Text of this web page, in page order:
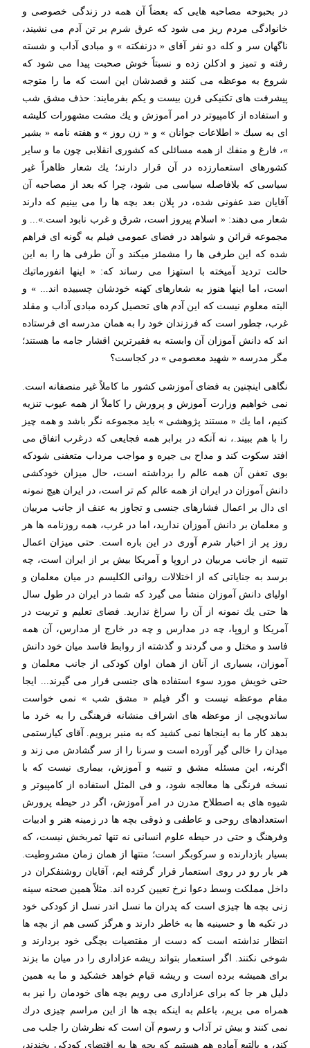
در بحبوحه مصاحبه هایی كه بعضاً آن همه در زندگی خصوصی و
خانوادگی مردم ریز می شود كه عرق شرم بر تن آدم می نشیند،
ناگهان سر و كله دو نفر آقای « دزنفكته » و مبادی آداب و شسته
رفته و تمیز و ادكلن زده و نسبتاً خوش صحبت پیدا می شود كه
شروع به موعظه می كنند و قصدشان این است كه ما را متوجه
پیشرفت های تكنیكی قرن بیست و یكم بفرمایند: حذف مشق شب
و استفاده از كامپیوتر در امر آموزش و یك مشت مشهورات كلیشه
ای به سبك « اطلاعات جوانان » و « زن روز » و هفته نامه « بشیر
»، فارغ و منفك از همه مسائلی كه كشوری انقلابی چون ما و سایر
كشورهای استعمارزده در آن قرار دارند؛ یك شعار ظاهراً غیر
سیاسی كه بلافاصله سیاسی می شود، چرا كه بعد از مصاحبه آن
آقایان ضد عفونی شده، در پلان بعد بچه ها را می بینیم كه دارند
شعار می دهند: « اسلام پیروز است، شرق و غرب نابود است.»... و
مجموعه قرائن و شواهد در فضای عمومی فیلم به گونه ای فراهم
شده كه این طرفی ها را مشمئز میكند و آن طرفی ها را به این
حالت تردید آمیخته با استهزا می رساند كه: « اینها انفورماتیك
است، اما اینها هنوز به شعارهای كهنه خودشان چسبیده اند... » و
البته معلوم نیست كه این آدم های تحصیل كرده مبادی آداب و مقلد
غرب، چطور است كه فرزندان خود را به همان مدرسه ای فرستاده
اند كه دانش آموزان آن وابسته به فقیرترین اقشار جامه ما هستند؛
مگر مدرسه « شهید معصومی » در كجاست؟
نگاهی اینچنین به فضای آموزشی كشور ما كاملاً غیر منصفانه است.
نمی خواهیم وزارت آموزش و پرورش را كاملاً از همه عیوب تنزیه
كنیم، اما یك « مستند پژوهشی » باید مجموعه نگر باشد و همه چیز
را با هم ببیند.، نه آنكه در برابر همه فجایعی كه درغرب اتفاق می
افتد سكوت كند و مداح بی جیره و مواجب مرداب متعفنی شودكه
بوی تعفن آن همه عالم را برداشته است، حال میزان خودكشی
دانش آموزان در ایران از همه عالم كم تر است، در ایران هیچ نمونه
ای دال بر اعمال فشارهای جنسی و تجاوز به عنف از جانب مربیان
و معلمان بر دانش آموزان ندارید، اما در غرب، همه روزنامه ها هر
روز پر از اخبار شرم آوری در این باره است. حتی میزان اعمال
تنبیه از جانب مربیان در اروپا و آمریكا بیش بر از ایران است، چه
برسد به جنایاتی كه از اختلالات روانی الكلیسم در میان معلمان و
اولیای دانش آموزان منشأ می گیرد كه شما در ایران در طول سال
ها حتی یك نمونه از آن را سراغ ندارید. فضای تعلیم و تربیت در
آمریكا و اروپا، چه در مدارس و چه در خارج از مدارس، آن همه
فاسد و مختل و می گردند و گذشته از روابط فاسد میان خود دانش
آموزان، بسیاری از آنان از همان اوان كودكی از جانب معلمان و
حتی خویش مورد سوء استفاده های جنسی قرار می گیرند... ایجا
مقام موعظه نیست و اگر فیلم « مشق شب » نمی خواست
ساندویچی از موعظه های اشراف منشانه فرهنگی را به خرد ما
بدهد كار ما به اینجاها نمی كشید كه به منبر برویم. آقای كیارستمی
میدان را خالی گیر آورده است و سرنا را از سر گشادش می زند و
اگرنه، این مسئله مشق و تنبیه و آموزش، بیماری نیست كه با
نسخه فرنگی ها معالجه شود، و فی المثل استفاده از كامپیوتر و
شیوه های به اصطلاح مدرن در امر آموزش، اگر در حیطه پرورش
استعدادهای روحی و عاطفی و ذوقی بچه ها در زمینه هنر و ادبیات
وفرهنگ و حتی در حیطه علوم انسانی نه تنها ثمربخش نیست، كه
بسیار بازدارنده و سركوبگر است؛ منتها از همان زمان مشروطیت.
هر بار رو در روی استعمار قرار گرفته ایم، آقایان روشنفكران در
داخل مملكت وسط دعوا نرخ تعیین كرده اند. مثلاً همین صحنه سینه
زنی بچه ها چیزی است كه پدران ما نسل اندر نسل از كودكی خود
در تكیه ها و حسینیه ها به خاطر دارند و هرگز كسی هم از بچه ها
انتظار نداشته است كه دست از مقتضیات بچگی خود بردارند و
شوخی نكنند. اگر استعمار بتواند ریشه عزاداری را در میان ما بزند
برای همیشه برده است و ریشه قیام خواهد خشكید و ما به همین
دلیل هر جا كه برای عزاداری می رویم بچه های خودمان را نیز به
همراه می بریم، باعلم به اینكه بچه ها از این مراسم چیزی درك
نمی كنند و بیش تر آداب و رسوم آن است كه نظرشان را جلب می
كند، و بالتبع آماده هم هستیم كه بچه ها به اقتضای كودكی بخندند،